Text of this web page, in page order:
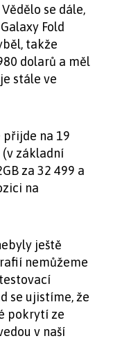
se dále,
Fold
takže
dolarů a měl
stále ve
přijde na 19
(v základní
za 32 499 a
na
ještě
nemůžeme
se ujistíme, že
pokrytí ze
v naší